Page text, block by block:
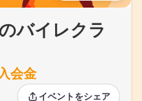
バイレクラ
会金
イベントをシェア